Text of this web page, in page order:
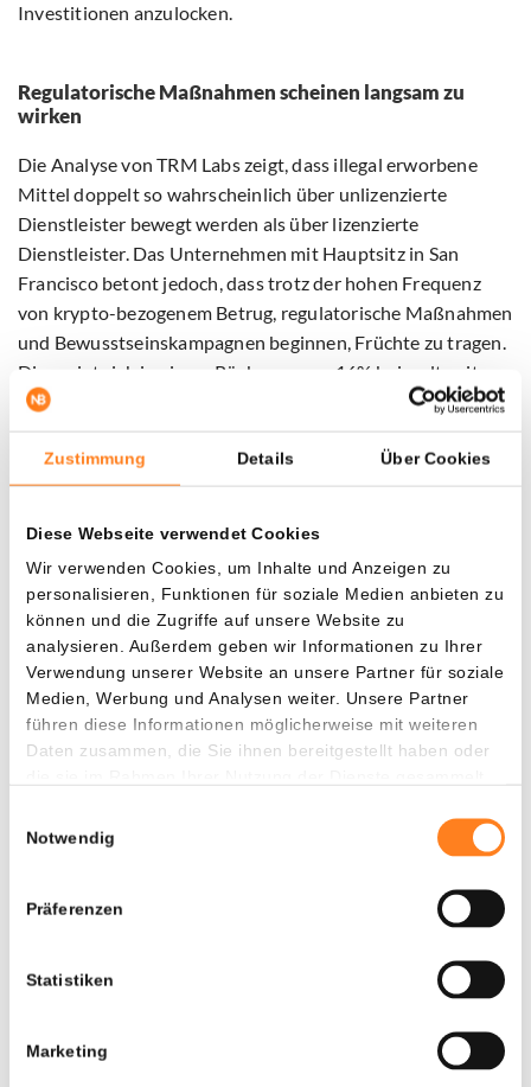
Zustimmung Details Über Cookies
Diese Webseite verwendet Cookies
Wir verwenden Cookies, um Inhalte und Anzeigen zu
personalisieren, Funktionen für soziale Medien anbieten zu
können und die Zugriffe auf unsere Website zu
analysieren. Außerdem geben wir Informationen zu Ihrer
Verwendung unserer Website an unsere Partner für soziale
Medien, Werbung und Analysen weiter. Unsere Partner
führen diese Informationen möglicherweise mit weiteren
Daten zusammen, die Sie ihnen bereitgestellt haben oder
Notwendig
Präferenzen
Statistiken
Marketing
Investitionen anzulocken.
Regulatorische Maßnahmen scheinen langsam zu
wirken
Die Analyse von TRM Labs zeigt, dass illegal erworbene
Mittel doppelt so wahrscheinlich über unlizenzierte
Dienstleister bewegt werden als über lizenzierte
Dienstleister. Das Unternehmen mit Hauptsitz in San
Francisco betont jedoch, dass trotz der hohen Frequenz
von krypto-bezogenem Betrug, regulatorische Maßnahmen
und Bewusstseinskampagnen beginnen, Früchte zu tragen.
Dies zeigt sich in einem Rückgang von 16% bei weltweitem
krypto-bezogenem Betrug zwischen 2022 und 2023.
Die Financial Conduct Authority (FCA), die britische
Finanzaufsichtsbehörde, meldet ebenfalls eine
stieg die Anzahl der Opfer nur um 4,3%, ein deutlicher
Rückgang im Vergleich zum 28%igen Wachstum im Jahr
2022. Diese Zahlen unterstreichen die Bedeutung von
anhaltender Wachsamkeit und Bildung, um Bürger vor den
steigenden Risiken des Krypto-Betrugs zu schützen.